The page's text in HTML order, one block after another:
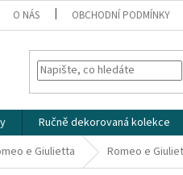
O NÁS OBCHODNÍ PODMÍNKY
Ručně dekorovaná kolekce
e Giulietta Romeo e